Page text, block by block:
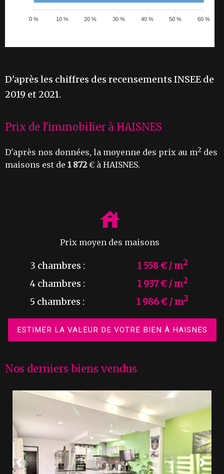
60 %
50 %
40 %
30 %
20 %
10 %
0 %
D'après les chiffres des recensements INSEE de
2019 et 2021.
Prix de l'immobilier à HAISNES
D'après nos données, la moyenne des prix au m2 des
maisons est de 1 872€ à HAISNES.
Prix moyen des maisons
3 chambres : 1 558 € / m2
4 chambres : 1 937 € / m2
5 chambres : 1 986 € / m2
ESTIMER LA VALEUR DE VOTRE BIEN À HAISNES
Nos derniers biens vendus